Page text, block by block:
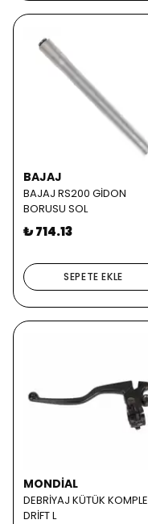
BAJAJ
BAJAJ RS200 GİDON
BORUSU SOL
₺ 714.13
SEPETE EKLE
MONDİAL
DEBRİYAJ KÜTÜK KOMPLE
DRİFT L